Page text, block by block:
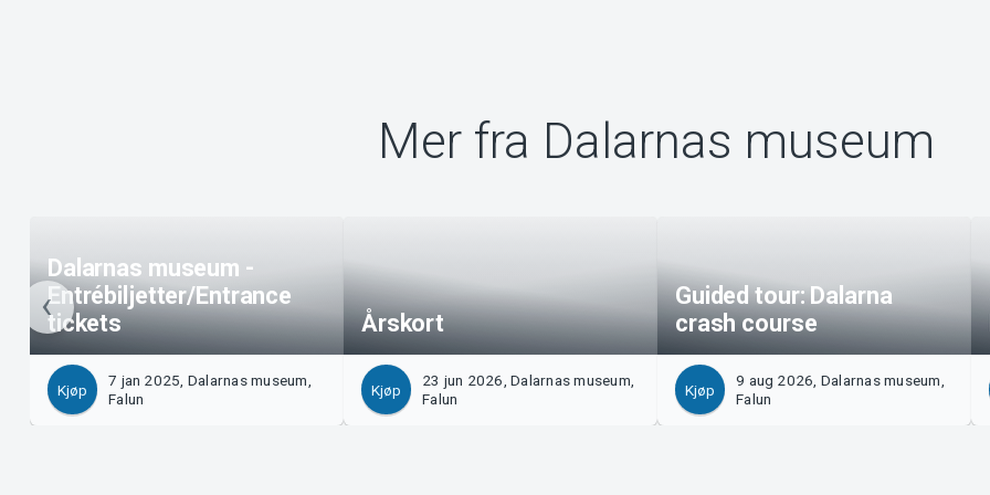
Mer fra Dalarnas museum
Dalarnas museum -
Entrébiljetter/Entrance
tickets
Kjøp
7 jan 2025, Dalarnas museum,
Falun
Årskort
Kjøp
23 jun 2026, Dalarnas museum,
Falun
Guided tour: Dalarna
crash course
Kjøp
9 aug 2026, Dalarnas museum,
Falun